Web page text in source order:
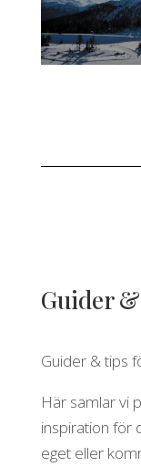
Guider
Guider & tips
Här samlar vi
inspiration för
eget eller